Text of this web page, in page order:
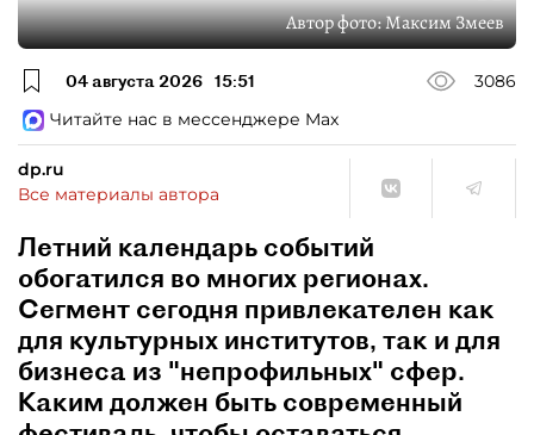
Автор фото:Максим Змеев
04 августа 2026 15:51
3086
Читайте нас в мессенджере Max
dp.ru
Все материалы автора
Летний календарь событий
обогатился во многих регионах.
Сегмент сегодня привлекателен как
для культурных институтов, так и для
бизнеса из "непрофильных" сфер.
Каким должен быть современный